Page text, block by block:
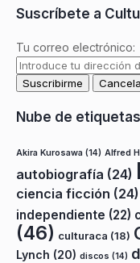
Suscríbete a
Tu correo electrónico:
Nube de etiquetas
Akira Kurosawa (14) Alfred
autobiografía (24)
ciencia ficción (24)
independiente (22)
(46) culturaca (18)
Lynch (20) discos (14)